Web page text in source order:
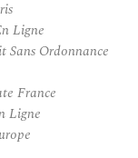
Ligne
Ordonnance
France
Ligne